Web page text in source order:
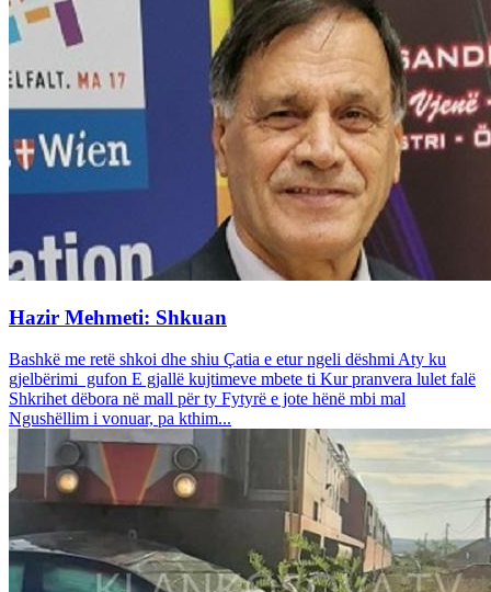
Hazir Mehmeti: Shkuan
Bashkë me retë shkoi dhe shiu Çatia e etur ngeli dëshmi Aty ku
gjelbërimi gufon E gjallë kujtimeve mbete ti Kur pranvera lulet falë
Shkrihet dëbora në mall për ty Fytyrë e jote hënë mbi mal
Ngushëllim i vonuar, pa kthim...